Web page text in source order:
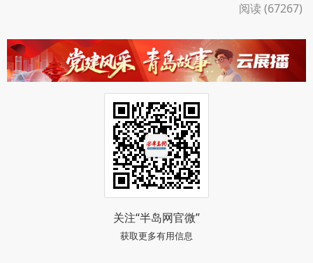
阅读 (67267)
关注“半岛网官微”
获取更多有用信息